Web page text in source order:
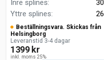
Inre splines:
30
Yttre splines: 26
Beställningsvara. Skickas från
Helsingborg
Leveranstid 3-4 dagar
1399 kr
inkl. moms 25%